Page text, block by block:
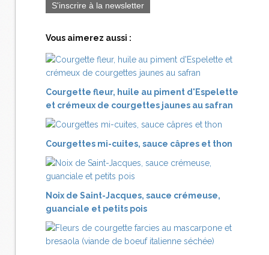
S'inscrire à la newsletter
Vous aimerez aussi :
Courgette fleur, huile au piment d'Espelette
et crémeux de courgettes jaunes au safran
Courgettes mi-cuites, sauce câpres et thon
Noix de Saint-Jacques, sauce crémeuse,
guanciale et petits pois